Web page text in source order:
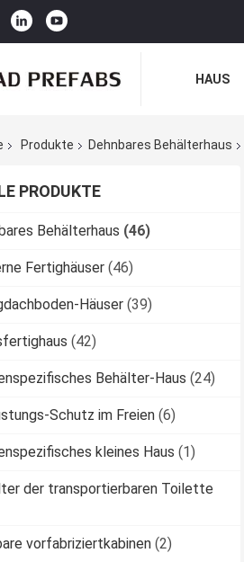
HAUS
Produkte Dehnbares Behälterhaus
PRODUKTE
Behälterhaus (46)
Fertighäuser (46)
Häuser (39)
(42)
Behälter-Haus (24)
Schutz im Freien (6)
kleines Haus (1)
der transportierbaren Toilette
vorfabriziertkabinen (2)